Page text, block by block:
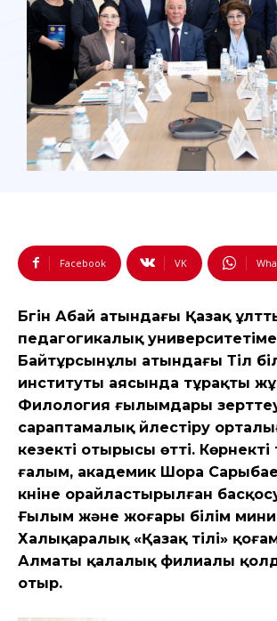
Facebook VK
Бүгін Абай атындағы Қазақ
педагогикалық университеті
Байтұрсынұлы атындағы Тіл
институты аясында тұрақты
Филология ғылымдары
сараптамалық үйлестіру
кезекті отырысы өтті. К
ғалым, академик Шора
күніне орайластырылған б
Ғылым және жоғары білім
Халықаралық «Қазақ тілі»
Алматы қалалық филиалы
отыр.